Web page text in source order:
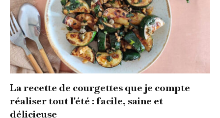
La recette de courgettes que je compte
réaliser tout l'été : facile, saine et
délicieuse